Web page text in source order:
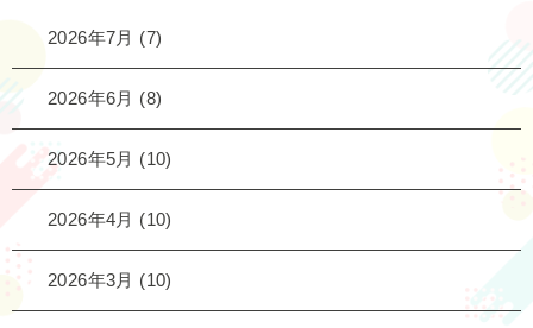
2026年7月 (7)
2026年6月 (8)
2026年5月 (10)
2026年4月 (10)
2026年3月 (10)